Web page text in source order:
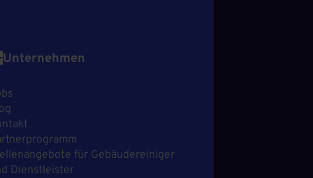
Unternehmen
für Gebäudereiniger
Dienstleister